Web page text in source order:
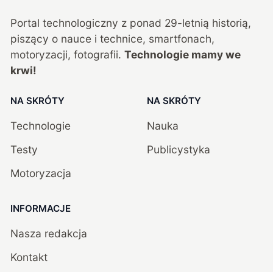
Portal technologiczny z ponad 29-letnią historią,
piszący o nauce i technice, smartfonach,
motoryzacji, fotografii. Technologie mamy we
krwi!
NA SKRÓTY
Technologie
Testy
Motoryzacja
NA SKRÓTY
Nauka
Publicystyka
INFORMACJE
Nasza redakcja
Kontakt